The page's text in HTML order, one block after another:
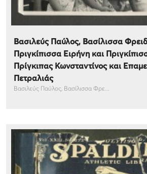
Βασιλεύς Παύλος, Βασίλισσα
Πριγκίπισσα Ειρήνη και
Πρίγκιπας Κωνσταντίνος και
Πετραλιάς
Βασιλεύς Παύλος, Βασίλισσα Φρε...